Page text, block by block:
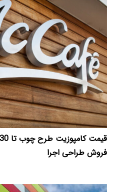
فروش طراحی اجرا